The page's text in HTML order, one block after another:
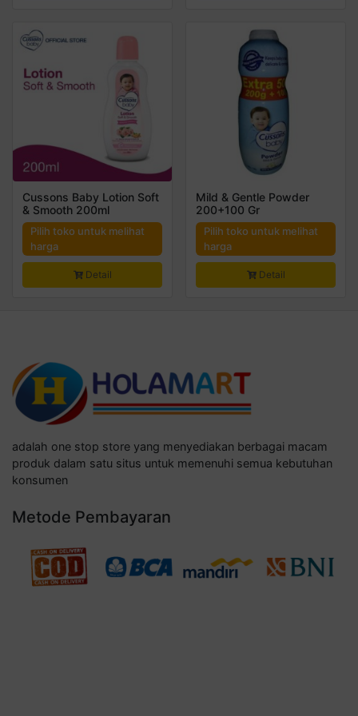
Cussons Baby Lotion Soft
& Smooth 200ml
Pilih toko untuk melihat
harga
Detail
Mild & Gentle Powder
200+100 Gr
Pilih toko untuk melihat
harga
Detail
adalah one stop store yang menyediakan berbagai macam
produk dalam satu situs untuk memenuhi semua kebutuhan
konsumen
Metode Pembayaran